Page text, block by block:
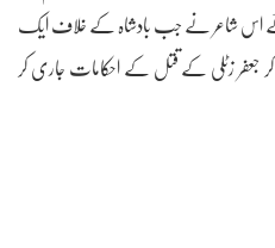
اس شاعر نے جب بادشاہ کے خلاف ایک
جعفر زٹلی کے قتل کے احکامات جاری کر